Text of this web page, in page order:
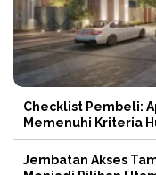
Checklist Pembeli:
Memenuhi Kriteria
Jembatan Akses